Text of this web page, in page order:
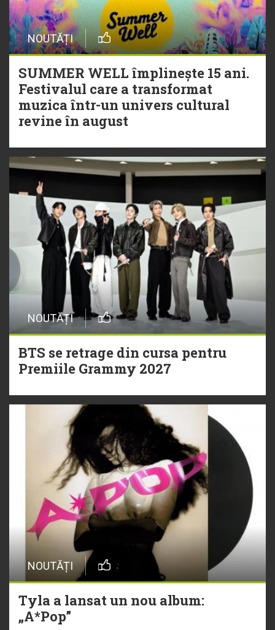
NOUTĂȚI
SUMMER WELL împlinește 15 ani.
Festivalul care a transformat
muzica într-un univers cultural
revine în august
NOUTĂȚI
BTS se retrage din cursa pentru
Premiile Grammy 2027
NOUTĂȚI
Tyla a lansat un nou album:
„A*Pop”